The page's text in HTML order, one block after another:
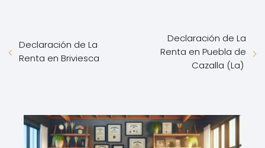
Declaración de La
Renta en Briviesca
Declaración de La
Renta en Puebla de
Cazalla (La)